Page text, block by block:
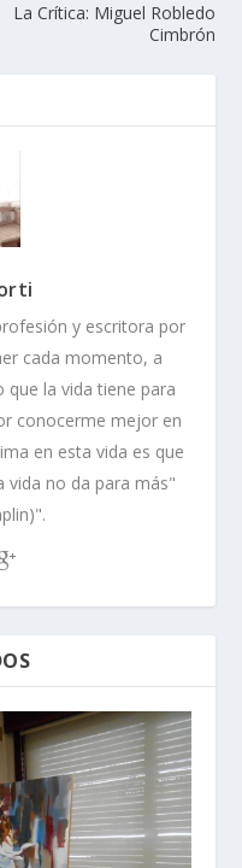
La Crítica: Miguel Robledo
Cimbrón
y escritora por
cada momento, a
la vida tiene para
conocerme mejor en
en esta vida es que
no da para más"